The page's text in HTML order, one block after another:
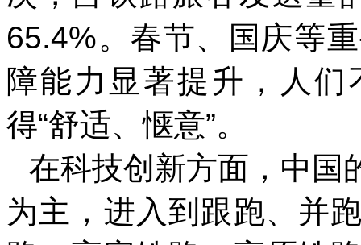
65.4%。春节、国庆等
障能力显著提升，人们
得“舒适、惬意”。
在科技创新方面，中国
为主，进入到跟跑、并